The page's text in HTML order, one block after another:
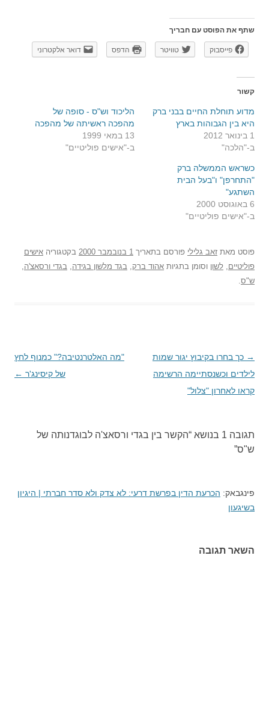
שתף את הפוסט עם חבריך
פייסבוק טוויטר הדפס דואר אלקטרוני
קשור
מדוע תוחלת החיים בבני ברק
היא בין הגבוהות בארץ
1 בינואר 2012
ב-"הלכה"
הליכוד וש"ס - סופה של
מהפכה ראשיתה של מהפכה
13 במאי 1999
ב-"אישים פוליטיים"
כשראש הממשלה ברק
"התחרפן" ו"בעל הבית
השתגע"
6 באוגוסט 2000
ב-"אישים פוליטיים"
פוסט מאת זאב גלילי פורסם בתאריך 1 בנובמבר 2000 בקטגוריה אישים
פוליטיים לשון וסומן בתגיות אהוד ברק בגד מלשון בגידה בגדי ורסאצ'ה
ש"ס
ניווט
בפוסטים
→ כך בחרו בקיבוץ יגור שמות
לילדים וכשנסתיימה הרשימה
קראו לאחרון "צלול"
"מה האלטרנטיבה?" כמנוף לחץ
של קיסינג'ר ←
תגובה 1 בנושא “
הקשר בין בגדי ורסאצ'ה לבוגדנותה של
ש"ס”
פינגבאק: הכרעת הדין בפרשת דרעי: לא צדק ולא סדר חברתי | היגיון
בשיגעון
השאר תגובה